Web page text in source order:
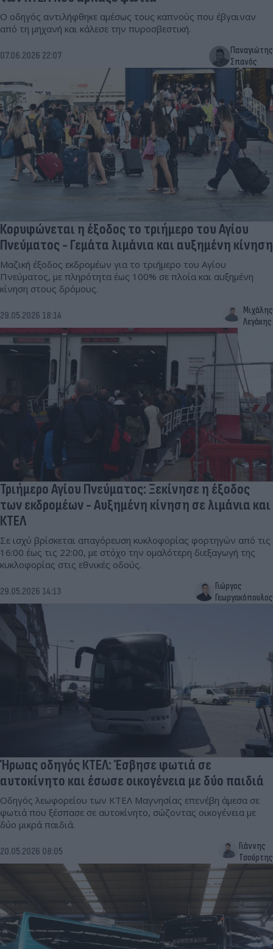
Ο οδηγός αντιλήφθηκε αμέσως τους καπνούς που έβγαιναν
από τη μηχανή και κάλεσε την πυροσβεστική.
07.06.2026 22:07
Παναγιώτης
Σπανός
Κορυφώνεται η έξοδος το τριήμερο του Αγίου
Πνεύματος - Γεμάτα λιμάνια και αυξημένη κίνηση
Μαζική έξοδος εκδρομέων για το τριήμερο του Αγίου
Πνεύματος, με πληρότητα έως 100% σε πλοία και αυξημένη
κίνηση στους δρόμους.
29.05.2026 18:14
Μιχάλης
Λεγάκης
Τριήμερο Αγίου Πνεύματος: Ξεκίνησε η έξοδος
των εκδρομέων - Αυξημένη κίνηση σε λιμάνια και
ΚΤΕΛ
Σε ισχύ βρίσκεται απαγόρευση κυκλοφορίας φορτηγών από τις
16:00 έως τις 22:00, με στόχο την ομαλότερη διεξαγωγή της
κυκλοφορίας στις εθνικές οδούς.
29.05.2026 14:13
Γιώργος
Γεωργακόπουλος
Ήρωας οδηγός ΚΤΕΛ: Έσβησε φωτιά σε
αυτοκίνητο και έσωσε οικογένεια με δύο παιδιά
Οδηγός λεωφορείου των ΚΤΕΛ Μαγνησίας επενέβη άμεσα σε
φωτιά που ξέσπασε σε αυτοκίνητο, σώζοντας οικογένεια με
δύο μικρά παιδιά.
20.05.2026 08:05
Γιάννης
Τσούρτης